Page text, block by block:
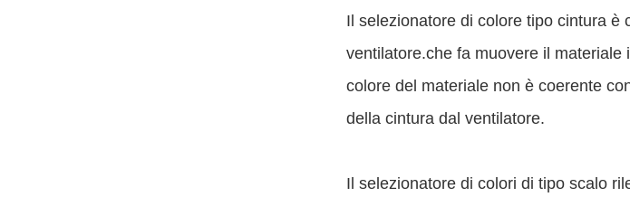
Il selezionatore di colore tipo cintura è
ventilatore.che fa muovere il
colore del materiale non è coerente
della cintura dal ventilatore.
Il selezionatore di colori di tipo scalo